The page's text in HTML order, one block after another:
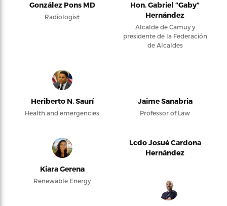
González Pons MD
Radiologist
Hon. Gabriel “Gaby”
Hernández
Alcalde de Camuy y
presidente de la Federación
de Alcaldes
Heriberto N. Saurí
Health and emergencies
Jaime Sanabria
Professor of Law
Kiara Gerena
Renewable Energy
Lcdo Josué Cardona
Hernández